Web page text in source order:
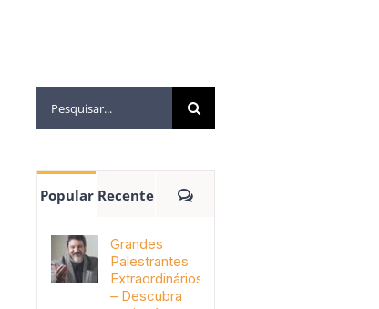
Popular Recente
Grandes
Palestrantes
Extraordinários
– Descubra